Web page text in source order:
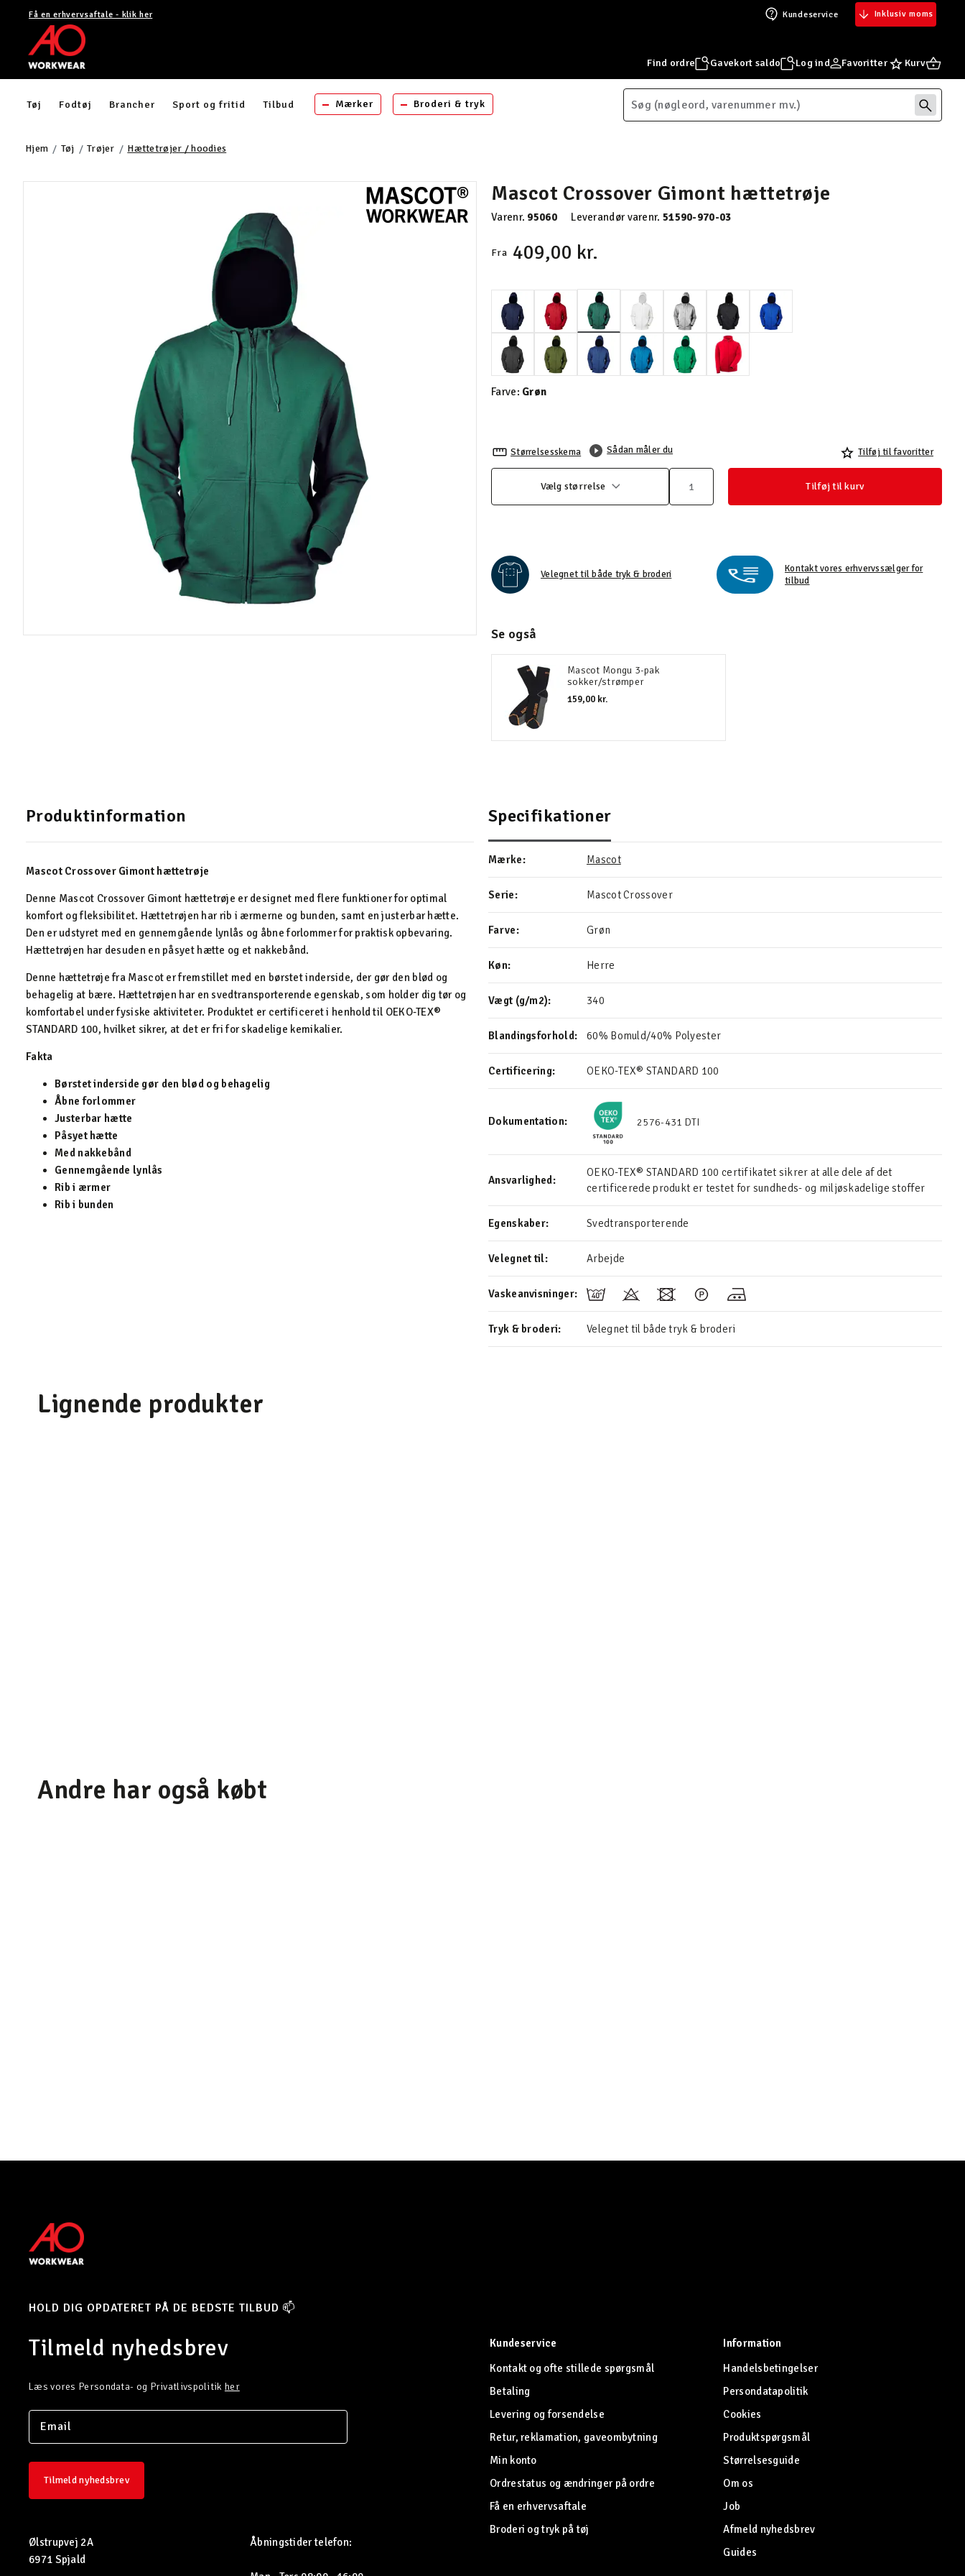
Få en erhvervsaftale - klik her Kundeservice Inklusiv moms
Find ordre Gavekort saldo Log ind Favoritter Kurv
Tøj Fodtøj Brancher Sport og fritid Tilbud Mærker Broderi & tryk
Hjem Tøj Trøjer Hættetrøjer / hoodies
Mascot Crossover Gimont hættetrøje
Varenr. 95060 Leverandør varenr. 51590-970-03
Fra 409,00 kr.
valgte
Farve: Grøn
Størrelsesskema Sådan måler du Tilføj til favoritter
Vælg størrelse Tilføj til kurv
Velegnet til både tryk & broderi
Kontakt vores erhvervssælger for
tilbud
Se også
Mascot Mongu 3-pak
sokker/strømper
159,00 kr.
Produktinformation
Mascot Crossover Gimont hættetrøje
Denne Mascot Crossover Gimont hættetrøje er designet med flere funktioner for optimal
komfort og fleksibilitet. Hættetrøjen har rib i ærmerne og bunden, samt en justerbar hætte.
Den er udstyret med en gennemgående lynlås og åbne forlommer for praktisk opbevaring.
Hættetrøjen har desuden en påsyet hætte og et nakkebånd.
Denne hættetrøje fra Mascot er fremstillet med en børstet inderside, der gør den blød og
behagelig at bære. Hættetrøjen har en svedtransporterende egenskab, som holder dig tør og
komfortabel under fysiske aktiviteter. Produktet er certificeret i henhold til OEKO-TEX®
STANDARD 100, hvilket sikrer, at det er fri for skadelige kemikalier.
Fakta
Børstet inderside gør den blød og behagelig
Åbne forlommer
Justerbar hætte
Påsyet hætte
Med nakkebånd
Gennemgående lynlås
Rib i ærmer
Rib i bunden
Specifikationer
Mærke: Mascot
Serie: Mascot Crossover
Farve: Grøn
Køn: Herre
Vægt (g/m2): 340
Blandingsforhold: 60% Bomuld/40% Polyester
Certificering: OEKO-TEX® STANDARD 100
Dokumentation: 2576-431 DTI
Ansvarlighed:
OEKO-TEX® STANDARD 100 certifikatet sikrer at alle dele af det
certificerede produkt er testet for sundheds- og miljøskadelige stoffer
Egenskaber: Svedtransporterende
Velegnet til: Arbejde
Vaskeanvisninger:
Tryk & broderi: Velegnet til både tryk & broderi
Lignende produkter
Andre har også købt
HOLD DIG OPDATERET PÅ DE BEDSTE TILBUD 📫
Tilmeld nyhedsbrev
Læs vores Persondata- og Privatlivspolitik her
Tilmeld nyhedsbrev
Ølstrupvej 2A
6971 Spjald
Åbningstider telefon:
Kundeservice
Kontakt og ofte stillede spørgsmål
Betaling
Levering og forsendelse
Retur, reklamation, gaveombytning
Min konto
Ordrestatus og ændringer på ordre
Få en erhvervsaftale
Broderi og tryk på tøj
Information
Handelsbetingelser
Persondatapolitik
Cookies
Produktspørgsmål
Størrelsesguide
Om os
Job
Afmeld nyhedsbrev
Guides